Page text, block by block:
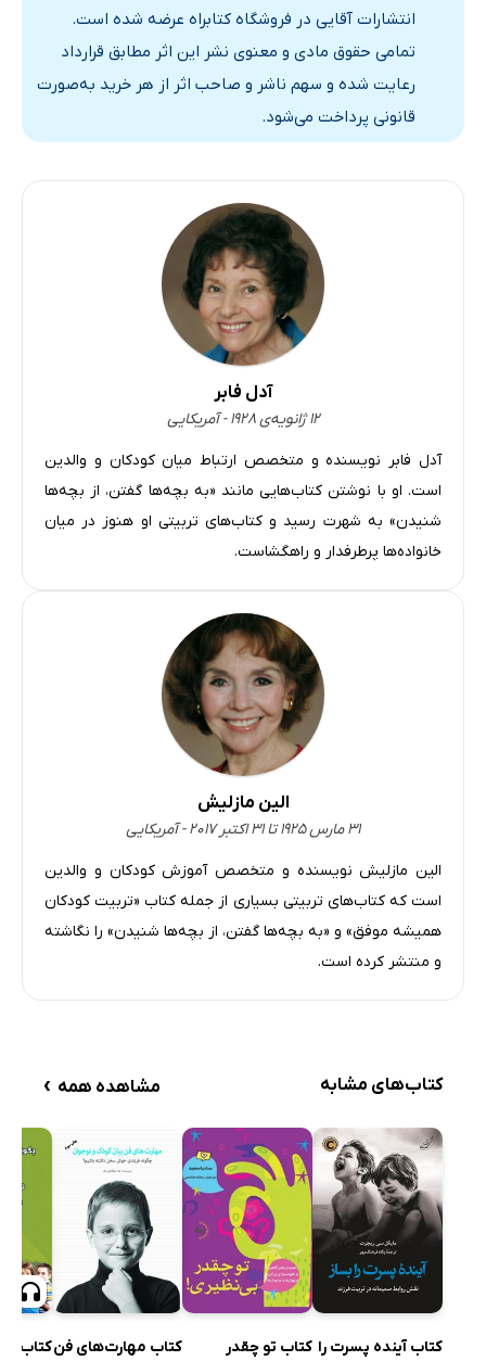
انتشارات آقایی در فروشگاه کتابراه عرضه شده است.
تمامی حقوق مادی و معنوی نشر این اثر مطابق قرارداد
رعایت شده و سهم ناشر و صاحب اثر از هر خرید به‌صورت
قانونی پرداخت می‌شود.
آدل فابر
۱۲ ژانویه‌ی ۱۹۲۸ - آمریکایی
آدل فابر نویسنده و متخصص ارتباط میان کودکان و والدین
است. او با نوشتن کتاب‌هایی مانند «به بچه‌ها گفتن، از بچه‌ها
شنیدن» به شهرت رسید و کتاب‌های تربیتی او هنوز در میان
خانواده‌ها پرطرفدار و راهگشاست.
الین مازلیش
۳۱ مارس ۱۹۲۵ تا ۳۱ اکتبر ۲۰۱۷ - آمریکایی
الین مازلیش نویسنده و متخصص آموزش کودکان و والدین
است که کتاب‌های تربیتی بسیاری از جمله کتاب «تربیت کودکان
همیشه موفق» و «به بچه‌ها گفتن، از بچه‌ها شنیدن» را نگاشته
و منتشر کرده است.
کتاب‌های مشابه مشاهده همه ›
کتاب آینده پسرت را کتاب تو چقدر
کتاب مهارت‌های فنکتاب